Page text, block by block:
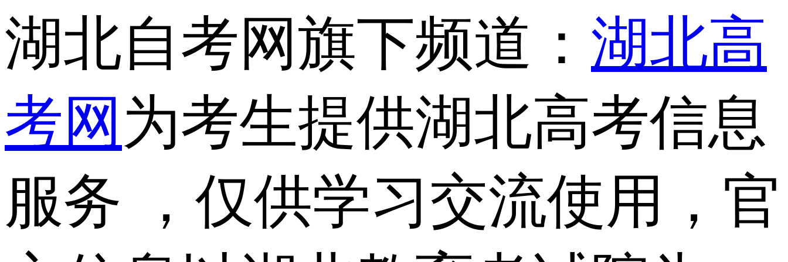
湖北自考网旗下频道： 湖北高
考网 为考生提供湖北高考信息
服务 ，仅供学习交流使用，官